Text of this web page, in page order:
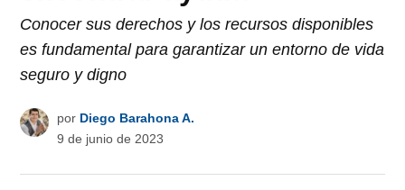
Conocer sus derechos y los recursos disponibles
es fundamental para garantizar un entorno de vida
seguro y digno
por Diego Barahona A.
9 de junio de 2023